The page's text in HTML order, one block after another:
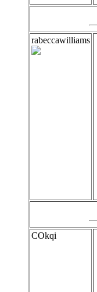
rabeccawilliams
COkqi